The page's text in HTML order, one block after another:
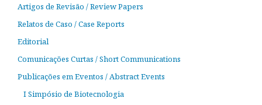
Artigos de Revisão / Review Papers
Relatos de Caso / Case Reports
Editorial
Comunicações Curtas / Short Communications
Publicações em Eventos / Abstract Events
I Simpósio de Biotecnologia